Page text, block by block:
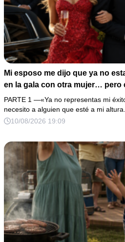
Mi esposo me dijo que ya no
en la gala con otra mujer… pero
del hombre que él más
tarde que era mi padre.
PARTE 1 —«Ya no representas mi
necesito a alguien que esté a mi
10/08/2026 19:09